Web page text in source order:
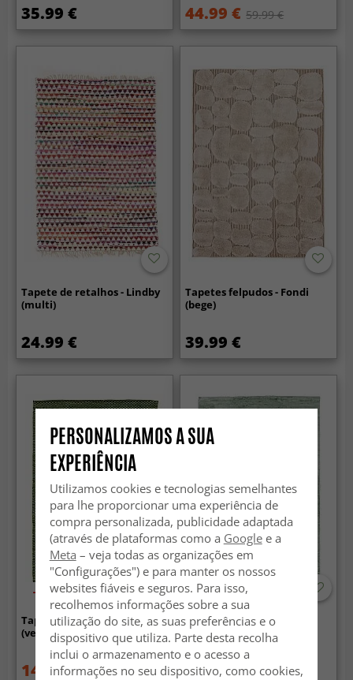
35.99 € 44.99 € 59.99 €
Tapete de retalhos - Lindby
(multi)
24.99 €
Tapetes felpudos - Fondi
(bege)
39.99 €
-50%
Tapete de retalhos - Tuva
(verde)
14.99 € 29.99 €
Tapetes felpudos - Aranga
Super Soft Fur (verde)
34.99 €
PERSONALIZAMOS A SUA
EXPERIÊNCIA
Utilizamos cookies e tecnologias semelhantes
para lhe proporcionar uma experiência de
compra personalizada, publicidade adaptada
(através de plataformas como a Googlee a
Meta – veja todas as organizações em
"Configurações") e para manter os nossos
websites fiáveis e seguros. Para isso,
recolhemos informações sobre a sua
utilização do site, as suas preferências e o
dispositivo que utiliza. Parte desta recolha
inclui o armazenamento e o acesso a
informações no seu dispositivo, como cookies,